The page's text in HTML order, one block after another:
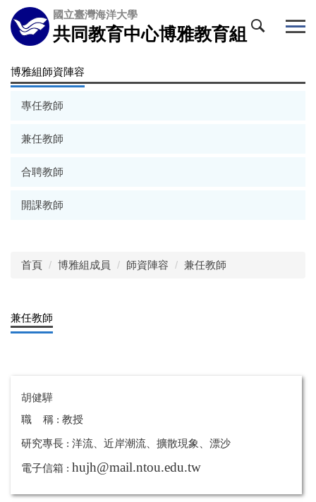
跳
到
主
內
容
國立臺灣海洋大學
共同教育中心博雅教育組
博雅組師資陣容
專任教師
兼任教師
合聘教師
開課教師
首頁 博雅組成員 師資陣容 兼任教師
兼任教師
胡健驊
職 稱 : 教授
研究專長 : 洋流、近岸潮流、擴散現象、漂沙
電子信箱 : hujh@mail.ntou.edu.tw